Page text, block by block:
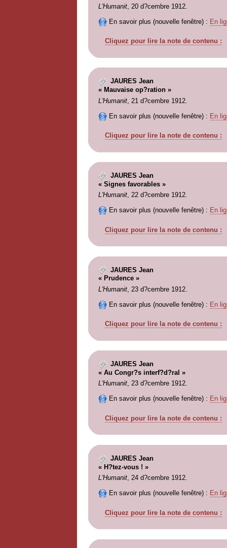
L'Humanit, 20 d?cembre 1912.
En savoir plus (nouvelle fenêtre) : En
Cliquez pour lire la note de contenu :
JAURES Jean
« Mauvaise op?ration »
L'Humanit, 21 d?cembre 1912.
En savoir plus (nouvelle fenêtre) : En
Cliquez pour lire la note de contenu :
JAURES Jean
« Signes favorables »
L'Humanit, 22 d?cembre 1912.
En savoir plus (nouvelle fenêtre) : En
Cliquez pour lire la note de contenu :
JAURES Jean
« Prudence »
L'Humanit, 23 d?cembre 1912.
En savoir plus (nouvelle fenêtre) : En
Cliquez pour lire la note de contenu :
JAURES Jean
« Au Congr?s interf?d?ral »
L'Humanit, 23 d?cembre 1912.
En savoir plus (nouvelle fenêtre) : En
Cliquez pour lire la note de contenu :
JAURES Jean
« H?tez-vous ! »
L'Humanit, 24 d?cembre 1912.
En savoir plus (nouvelle fenêtre) : En
Cliquez pour lire la note de contenu :